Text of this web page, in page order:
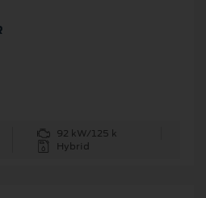
92 kW/125 k
Hybrid